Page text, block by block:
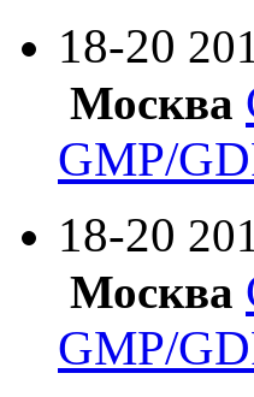
18-20
Москва
GMP/
18-20
Москва
GMP/